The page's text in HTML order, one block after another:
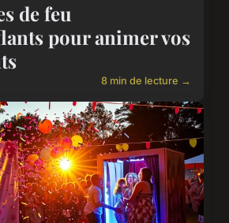
de feu
pour animer vos
8 min de lecture →